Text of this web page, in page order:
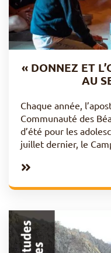
« DONNEZ ET
AU
Chaque année,
Communauté des
d’été pour les
juillet dernier, le